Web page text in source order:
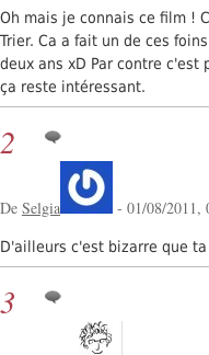
Oh mais je connais ce film !
Trier. Ca a fait un de ces
deux ans xD Par contre
ça reste intéressant.
2
De Selgia - 01/08/2011,
D'ailleurs c'est bizarre que
3